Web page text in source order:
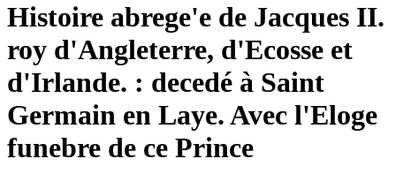
Histoire abrege'e de Jacques II.
roy d'Angleterre, d'Ecosse et
d'Irlande. : decedé à Saint
Germain en Laye. Avec l'Eloge
funebre de ce Prince